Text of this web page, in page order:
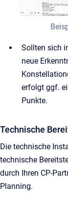
Sollten sich
neue
erfolgt ggf.
Punkte.
Technische
Die technische
technische
durch Ihren CP-
Planning.